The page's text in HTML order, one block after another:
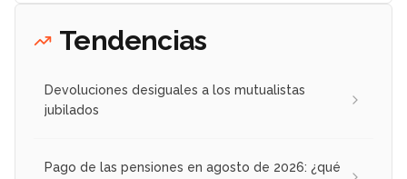
Tendencias
Devoluciones desiguales a los mutualistas
jubilados
Pago de las pensiones en agosto de 2026: ¿qué